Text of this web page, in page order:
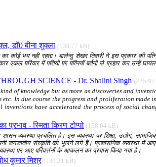
डॉ0 बीना शुक्ला (139.77 kB)
भय नही रहता। बालेन्दु शेखर तिवारी ने इस प्रकार की
परिवार में पतियों पर पत्नियॉ बर्तनों से प्रहार कर उन्हें
SCIENCE - Dr. Shalini Singh
of knowledge but as more as discoveries and
In due course the progress and proliferation
have accelerated the process of social
प्रभाव - स्मिता किरण टोप्पो (158.64 kB)
व्यवस्था प्रचलित है। इस व्यवस्था पर शिक्षा, उद्योग,
जनजातीय संस्कृति को भूलने लगे हैं। प्रशासनिक व्यवस्था में आए
पर आए परिवर्त्तनों के आकलन का प्रयास किया गया है।
कुमार मिश्र (130.21 kB)